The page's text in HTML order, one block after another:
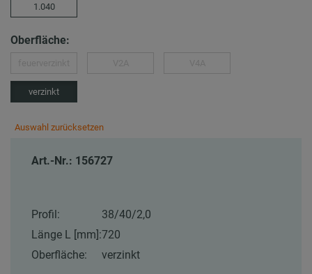
1.040
Oberfläche:
verzinkt
Auswahl zurücksetzen
Art.-Nr.: 156727
Profil:
38/40/2,0
Länge L [mm]:720
Oberfläche:
verzinkt